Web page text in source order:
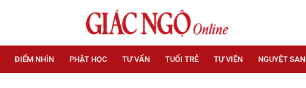
ĐIỂM NHÌN PHẬT HỌC TƯ VẤN TUỔI TRẺ TỰ VIỆN NGUYỆT